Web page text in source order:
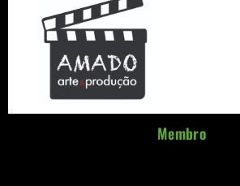
Membro